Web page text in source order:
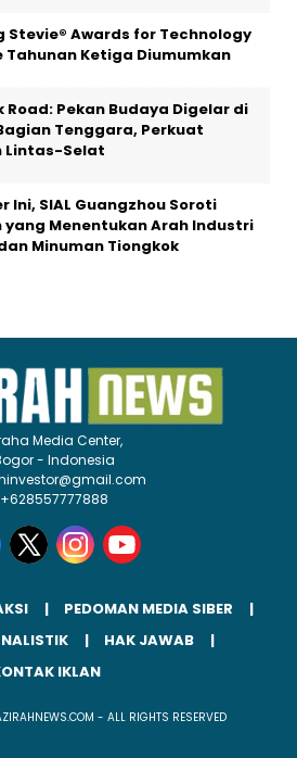
Stevie® Awards for Technology
Tahunan Ketiga Diumumkan
Road: Pekan Budaya Digelar di
Tenggara, Perkuat
Lintas-Selat
Ini, SIAL Guangzhou Soroti
yang Menentukan Arah Industri
Minuman Tiongkok
Media Center,
- Indonesia
+628557777888
PEDOMAN MEDIA SIBER
HAK JAWAB
IKLAN
- ALL RIGHTS RESERVED